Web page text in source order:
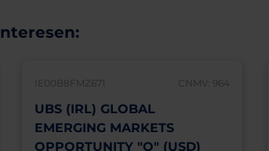
IE00B8FMZ671 CNMV: 964
UBS (IRL) GLOBAL
EMERGING MARKETS
OPPORTUNITY "Q" (USD)